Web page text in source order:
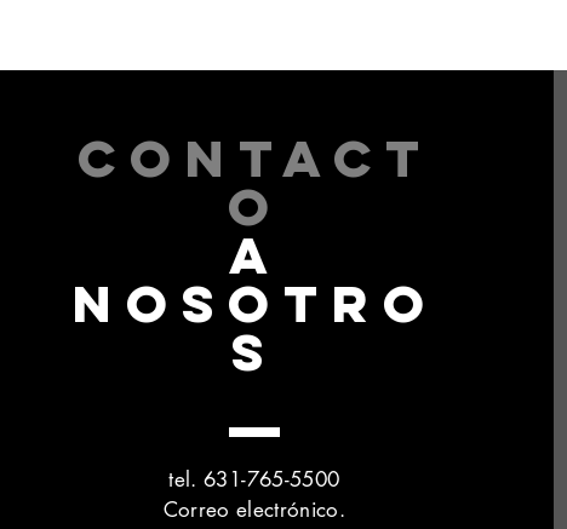
CONTACT
O
A
NOSOTRO
S
tel. 631-765-5500
Correo electrónico.